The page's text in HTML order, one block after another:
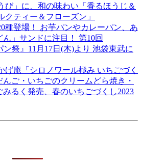
び」に、和の味わい「香るほうじ＆
クティー＆フローズン」
種登場！ お芋パンやカレーパン、あ
」サンドに注目！ 第10回
ン祭』11月17日(木)より 池袋東武に
げ庵「シロノワール極み いちごづく
んご・いちごのクリームどら焼き・
るく発売、春のいちごづくし2023